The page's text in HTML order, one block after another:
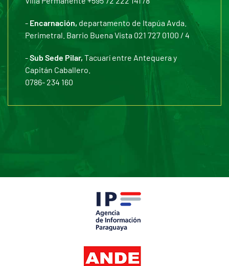
- Encarnación, departamento de Itapúa Avda.
Perimetral. Barrio Buena Vista 021 727 0100 / 4
-Sub Sede Pilar, Tacuarí entre Antequera y
Capitán Caballero.
0786- 234 160